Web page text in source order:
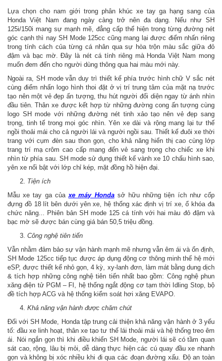
Lựa chọn cho nam giới trong phân khúc xe tay ga hạng sang của
Honda Việt Nam đang ngày càng trở nên đa dạng. Nếu như SH
125i/150i mang sự mạnh mẽ, đẳng cấp thể hiện trong từng đường nét
góc cạnh thì nay SH Mode 125cc cũng mang lại được điểm nhấn riêng
trong tính cách của từng cá nhân qua sự hòa trộn màu sắc giữa đỏ
đậm và bạc mờ. Đây là nét cá tính riêng mà Honda Việt Nam mong
muốn đem đến cho người dùng thông qua hai màu mới này.
Ngoài ra, SH mode vẫn duy trì thiết kế phía trước hình chữ V sắc nét
cùng điểm nhấn logo hình thoi đặt ở vị trí trung tâm của mặt nạ trước
tạo nên một vẻ đẹp ấn tượng, thu hút người đối diện ngay từ ánh nhìn
đầu tiên. Thân xe được kết hợp từ những đường cong ấn tượng cùng
logo SH mode với những đường nét tinh xảo tạo nên vẻ đẹp sang
trọng, tinh tế trong mọi góc nhìn. Yên xe dài và rộng mang lại tư thế
ngồi thoải mái cho cả người lái và người ngồi sau. Thiết kế đuôi xe thời
trang với cụm đèn sau thon gọn, cho khả năng hiển thị cao cùng lớp
trang trí mạ crôm cao cấp mang đến vẻ sang trọng cho chiếc xe khi
nhìn từ phía sau. SH mode sử dụng thiết kế vành xe 10 chấu hình sao,
yên xe nổi bật với lớp chỉ kép, mặt đồng hồ hiện đại.
Tiện ích
Mẫu xe tay ga củaxe máy Hondasở hữu những tiện ích như cốp
đựng đồ 18 lít bên dưới yên xe, hệ thống xác định vị trí xe, ổ khóa đa
chức năng... Phiên bản SH mode 125 cá tính với hai màu đỏ đậm và
bạc mờ sẽ được bán cùng giá bán 50,5 triệu đồng.
Công nghệ tiên tiến
Vẫn nhằm đảm bảo sự vận hành mạnh mẽ nhưng vẫn êm ái và ổn định,
SH Mode 125cc tiếp tục được áp dụng động cơ thông minh thế hệ mới
eSP, được thiết kế nhỏ gọn, 4 kỳ, xy-lanh đơn, làm mát bằng dung dịch
& tích hợp những công nghệ tiên tiến nhất bao gồm: Công nghệ phun
xăng điện tử PGM – FI, hệ thống ngắt động cơ tạm thời Idling Stop, bộ
đề tích hợp ACG và hệ thống kiểm soát hơi xăng EVAPO.
Khả năng vận hành được chăm chút
Đối với SH Mode, Honda tập trung cải thiện khả năng vận hành ở 3 yếu
tố: đầu xe linh hoạt, thân xe tạo tư thế lái thoải mái và hệ thống treo êm
ái. Nói ngắn gọn thì khi điều khiển SH Mode, người lái sẽ có tầm quan
sát cao, rộng, lâu bị mỏi, dễ dàng thực hiện các cú quay đầu xe nhanh
gọn và không bị xóc nhiều khi đi qua các đoạn đường xấu. Độ an toàn